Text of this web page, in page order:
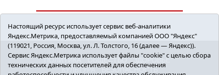
ПОЛИТИКА ОБЩЕСТВО
ЗДОРОВЬЕ
КУЛЬТУРА
БЕЗОПАСНОСТЬ
Настоящий ресурс использует сервис веб-аналитики
Яндекс.Метрика, предоставляемый компанией ООО "Яндекс"
(119021, Россия, Москва, ул. Л. Толстого, 16 (далее — Яндекс)).
Сервис Яндекс.Метрика использует файлы "cookie" с целью сбора
технических данных посетителей для обеспечения